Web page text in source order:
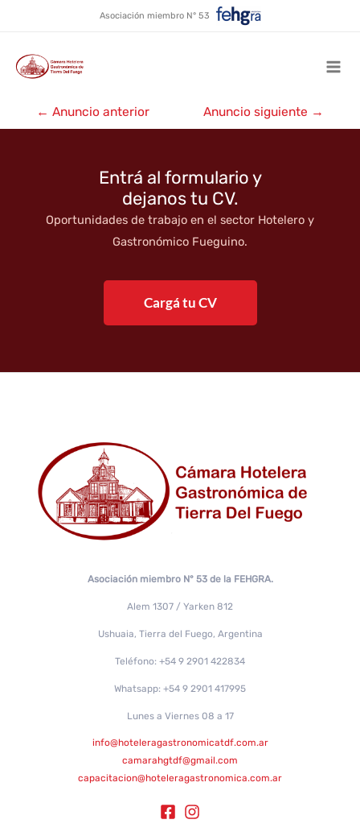
contenido
Asociación miembro N° 53
Triumph Café & Restó
Navegación
de
← Anuncio anterior Anuncio siguiente →
Entrá al formulario y
dejanos tu CV.
Oportunidades de trabajo en el sector Hotelero y
Gastronómico Fueguino.
Cargá tu CV
Asociación miembro N° 53 de la FEHGRA.
Alem 1307 / Yarken 812
Ushuaia, Tierra del Fuego, Argentina
Teléfono: +54 9 2901 422834
Whatsapp: +54 9 2901 417995
Lunes a Viernes 08 a 17
info@hoteleragastronomicatdf.com.ar
camarahgtdf@gmail.com
capacitacion@hoteleragastronomica.com.ar